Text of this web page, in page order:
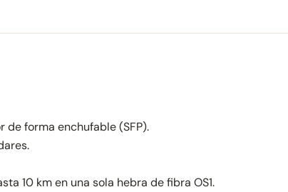
de forma enchufable (SFP).
10 km en una sola hebra de fibra OS1.